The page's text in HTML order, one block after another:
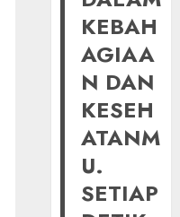
KEBAH
AGIAA
N DAN
KESEH
ATANM
U.
SETIAP